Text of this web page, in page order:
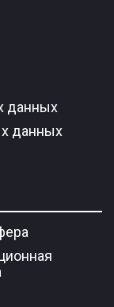
данных
данных